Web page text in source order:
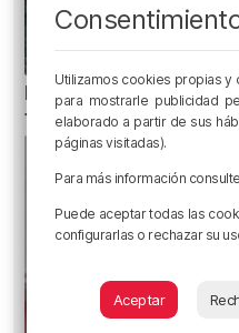
Heridas dos personas
tres vehículos en la A8
Utilizamos cookies propias y
para mostrarle publicidad
elaborado a partir de sus
páginas visitadas).
Para más información
Puede aceptar todas las
configurarlas o rechazar su
Aceptar